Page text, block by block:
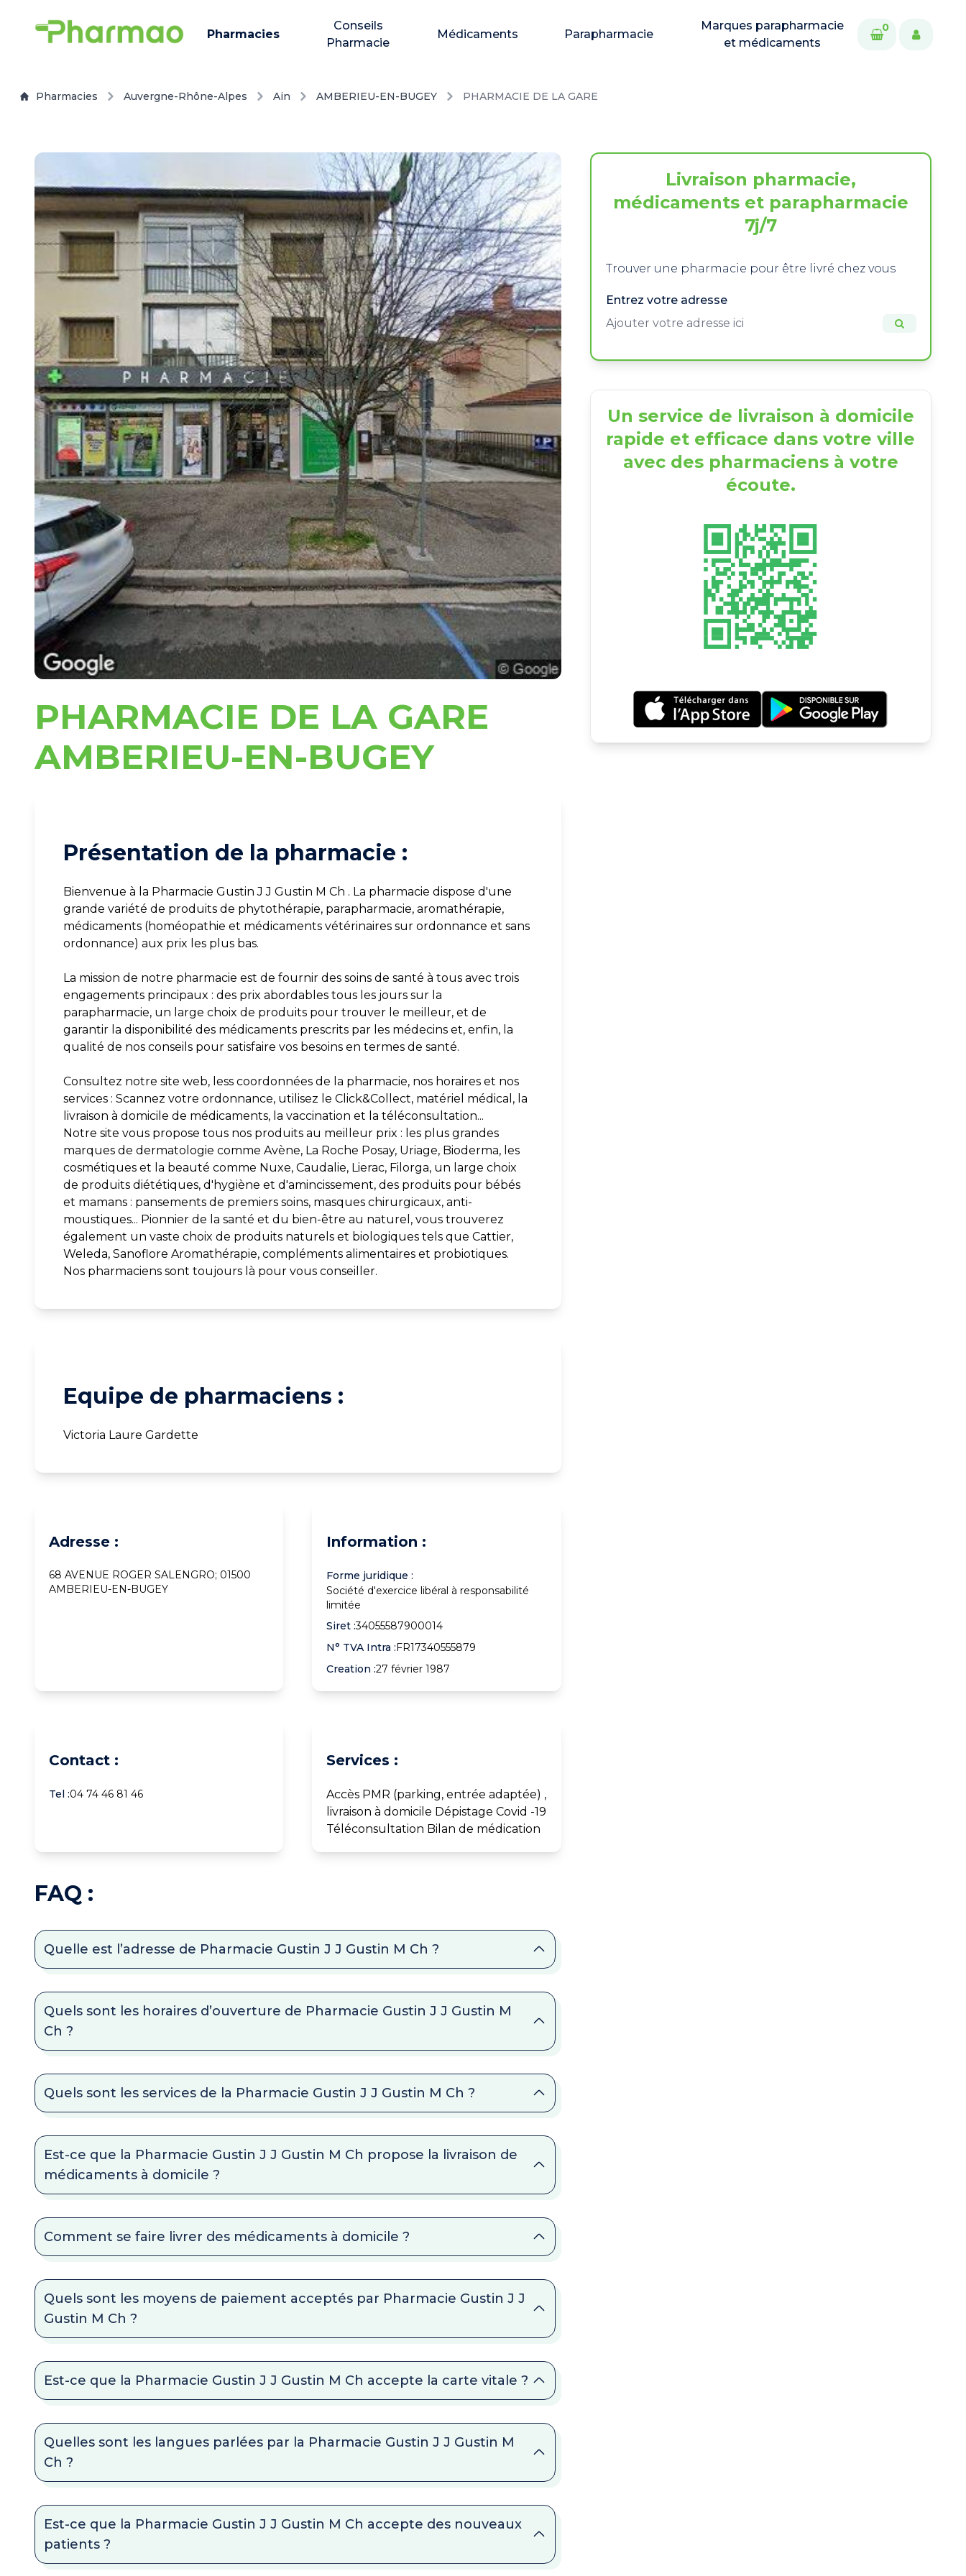
Pharmacies
Conseils
Pharmacie
Médicaments Parapharmacie
Marques parapharmacie
et médicaments
0
Pharmacies Auvergne-Rhône-Alpes Ain AMBERIEU-EN-BUGEY PHARMACIE DE LA GARE
PHARMACIE DE LA GARE
AMBERIEU-EN-BUGEY
Présentation de la pharmacie :
Bienvenue à la Pharmacie Gustin J J Gustin M Ch . La pharmacie dispose d'une
grande variété de produits de phytothérapie, parapharmacie, aromathérapie,
médicaments (homéopathie et médicaments vétérinaires sur ordonnance et sans
ordonnance) aux prix les plus bas.
La mission de notre pharmacie est de fournir des soins de santé à tous avec trois
engagements principaux : des prix abordables tous les jours sur la
parapharmacie, un large choix de produits pour trouver le meilleur, et de
garantir la disponibilité des médicaments prescrits par les médecins et, enfin, la
qualité de nos conseils pour satisfaire vos besoins en termes de santé.
Consultez notre site web, less coordonnées de la pharmacie, nos horaires et nos
services : Scannez votre ordonnance, utilisez le Click&Collect, matériel médical, la
livraison à domicile de médicaments, la vaccination et la téléconsultation...
Notre site vous propose tous nos produits au meilleur prix : les plus grandes
marques de dermatologie comme Avène, La Roche Posay, Uriage, Bioderma, les
cosmétiques et la beauté comme Nuxe, Caudalie, Lierac, Filorga, un large choix
de produits diététiques, d'hygiène et d'amincissement, des produits pour bébés
et mamans : pansements de premiers soins, masques chirurgicaux, anti-
moustiques... Pionnier de la santé et du bien-être au naturel, vous trouverez
également un vaste choix de produits naturels et biologiques tels que Cattier,
Weleda, Sanoflore Aromathérapie, compléments alimentaires et probiotiques.
Nos pharmaciens sont toujours là pour vous conseiller.
Equipe de pharmaciens :
Victoria Laure Gardette
Adresse :
68 AVENUE ROGER SALENGRO; 01500
AMBERIEU-EN-BUGEY
Information :
Forme juridique :
Société d'exercice libéral à responsabilité
limitée
Siret :34055587900014
N° TVA Intra :FR17340555879
Creation :27 février 1987
Contact :
Tel :04 74 46 81 46
Services :
Accès PMR (parking, entrée adaptée) ,
livraison à domicile Dépistage Covid -19
Téléconsultation Bilan de médication
FAQ :
Quelle est l’adresse de Pharmacie Gustin J J Gustin M Ch ?
Quels sont les horaires d’ouverture de Pharmacie Gustin J J Gustin M
Ch ?
Quels sont les services de la Pharmacie Gustin J J Gustin M Ch ?
Est-ce que la Pharmacie Gustin J J Gustin M Ch propose la livraison de
médicaments à domicile ?
Comment se faire livrer des médicaments à domicile ?
Quels sont les moyens de paiement acceptés par Pharmacie Gustin J J
Gustin M Ch ?
Est-ce que la Pharmacie Gustin J J Gustin M Ch accepte la carte vitale ?
Quelles sont les langues parlées par la Pharmacie Gustin J J Gustin M
Ch ?
Est-ce que la Pharmacie Gustin J J Gustin M Ch accepte des nouveaux
patients ?
Livraison pharmacie,
médicaments et parapharmacie
7j/7
Trouver une pharmacie pour être livré chez vous
Entrez votre adresse
Un service de livraison à domicile
rapide et efficace dans votre ville
avec des pharmaciens à votre
écoute.